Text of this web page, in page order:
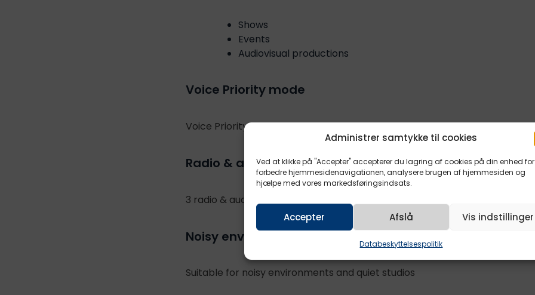
Administrer samtykke til cookies
Ved at klikke på "Accepter" accepterer du lagring af cookies på din enhed
forbedre hjemmesidenavigationen, analysere brugen af ​​hjemmesiden og
hjælpe med vores markedsføringsindsats.
Accepter Afslå Vis indstillinger
Databeskyttelsespolitik
Shows
Events
Audiovisual productions
Voice Priority mode
Voice Priority? mode can be activated by the director
Radio & audio presets
3 radio & audio presets (rigging, live, studio)
Noisy environment
Suitable for noisy environments and quiet studios